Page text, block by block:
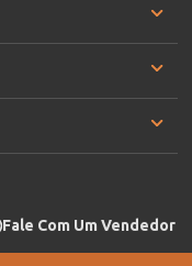
Fale Com Um Vendedor